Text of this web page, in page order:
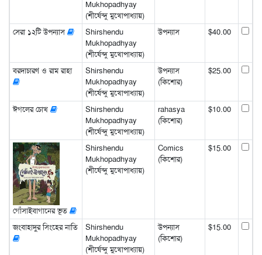
Mukhopadhyay
(শীর্ষেন্দু মুখোপাধ্যায়)
সেরা ১২টি উপন্যাস
Shirshendu
Mukhopadhyay
(শীর্ষেন্দু মুখোপাধ্যায়)
উপন্যাস $40.00
বরদাচারণ ও রাম রাহা
Shirshendu
Mukhopadhyay
(শীর্ষেন্দু মুখোপাধ্যায়)
উপন্যাস
(কিশোর)
$25.00
ঈগলের চোখ
Shirshendu
Mukhopadhyay
(শীর্ষেন্দু মুখোপাধ্যায়)
rahasya
(কিশোর)
$10.00
গোঁসাইবাগানের ভূত
Shirshendu
Mukhopadhyay
(শীর্ষেন্দু মুখোপাধ্যায়)
Comics
(কিশোর)
$15.00
জংবাহাদুর সিংহের নাতি
Shirshendu
Mukhopadhyay
(শীর্ষেন্দু মুখোপাধ্যায়)
উপন্যাস
(কিশোর)
$15.00